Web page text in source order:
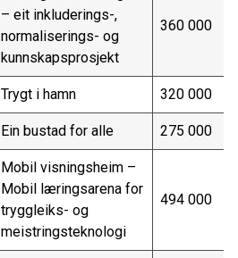
– eit inkluderings-,
normaliserings- og
kunnskapsprosjekt
360 000
Trygt i hamn 320 000
Ein bustad for alle 275 000
Mobil visningsheim –
Mobil læringsarena for
tryggleiks- og
meistringsteknologi
494 000